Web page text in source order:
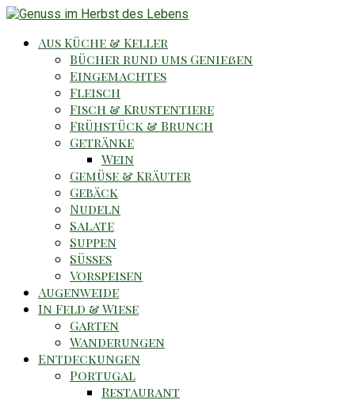
Aus Küche & Keller
Bücher rund ums Genießen
Eingemachtes
Fleisch
Fisch & Krustentiere
Frühstück & Brunch
Getränke
Wein
Gemüse & Kräuter
Gebäck
Nudeln
Salate
Suppen
Süsses
Vorspeisen
Augenweide
In Feld & Wiese
Garten
Wanderungen
Entdeckungen
Portugal
Restaurant